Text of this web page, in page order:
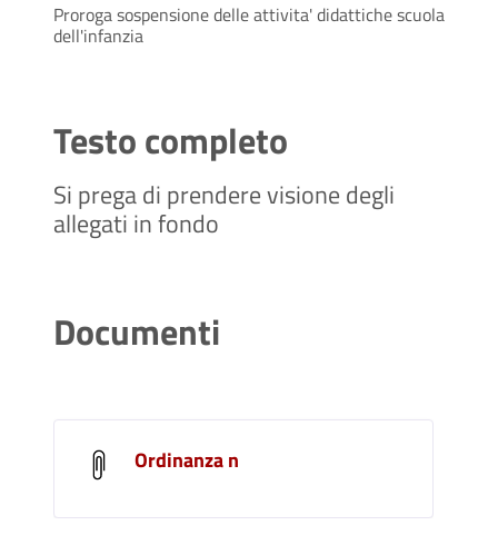
Proroga sospensione delle attivita' didattiche scuola
dell'infanzia
Testo completo
Si prega di prendere visione degli
allegati in fondo
Documenti
Ordinanza n